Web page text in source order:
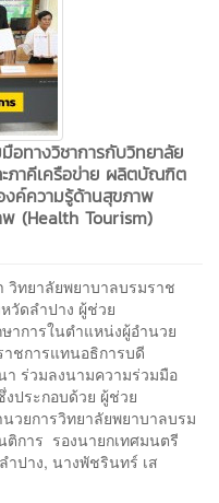
อทางวิชาการกับวิทยาลัย
ภาคีเครือข่าย ผลิตบัณฑิต
ค์ความรู้ด้านสุขภาพ
พ (Health Tourism)
วิทยาลัยพยาบาลบรมราช
วัดลำปาง ผู้ช่วย
าการในตำแหน่งผู้อำนวย
าชการแทนอธิการบดี
ร่วมลงนามความร่วมมือ
ประกอบด้วย ผู้ช่วย
วยการวิทยาลัยพยาบาลบรม
การ รองนายกเทศมนตรี
ปาง, นางพัชรินทร์ เส